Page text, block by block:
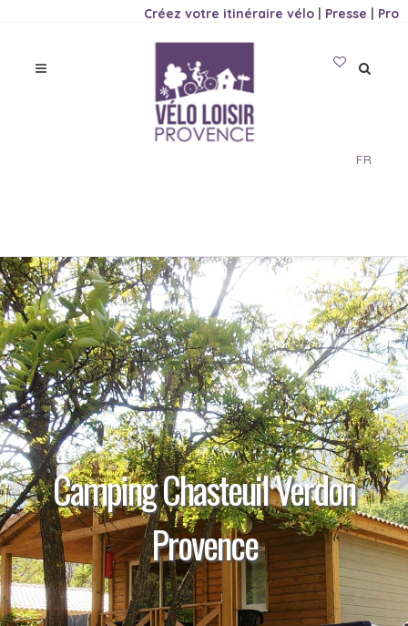
Créez votre itinéraire vélo | Presse | Pro
FR
Camping Chasteuil Verdon
Provence